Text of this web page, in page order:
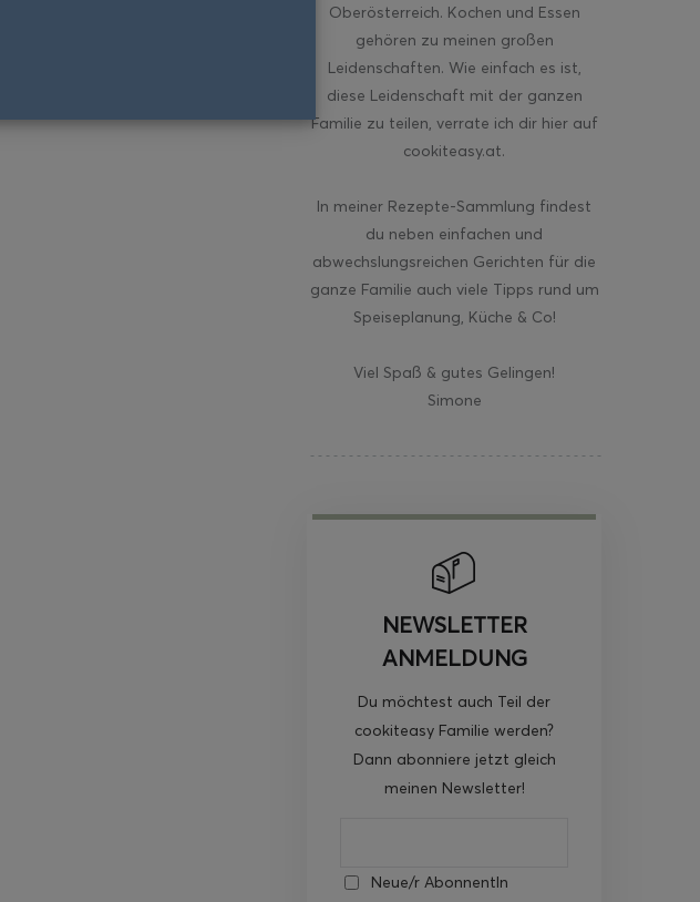
Oberösterreich. Kochen und Essen
gehören zu meinen großen
Leidenschaften. Wie einfach es ist,
diese Leidenschaft mit der ganzen
Familie zu teilen, verrate ich dir hier auf
cookiteasy.at.
In meiner Rezepte-Sammlung findest
du neben einfachen und
abwechslungsreichen Gerichten für die
ganze Familie auch viele Tipps rund um
Speiseplanung, Küche & Co!
Viel Spaß & gutes Gelingen!
Simone
NEWSLETTER
ANMELDUNG
Du möchtest auch Teil der
cookiteasy Familie werden?
Dann abonniere jetzt gleich
meinen Newsletter!
Neue/r AbonnentIn